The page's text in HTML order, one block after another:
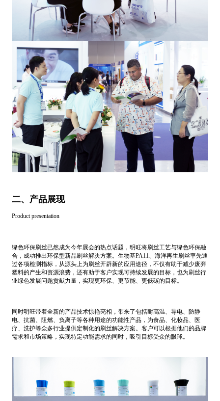
二、产品展现
Product presentation
绿色环保刷丝已然成为今年展会的热点话题，明旺将刷丝工艺与绿色环保融
合，成功推出环保型新品刷丝解决方案。生物基PA11、海洋再生刷丝率先通
过各项检测指标，从源头上为刷丝开辟新的应用途径，不仅有助于减少废弃
塑料的产生和资源浪费，还有助于客户实现可持续发展的目标，也为刷丝行
业绿色发展问题贡献力量，实现更环保、更节能、更低碳的目标。
同时明旺带着全新的产品技术惊艳亮相，带来了包括耐高温、导电、防静
电、抗菌、阻燃、负离子等各种用途的功能性产品，为食品、化妆品、医
疗、洗护等众多行业提供定制化的刷丝解决方案。客户可以根据他们的品牌
需求和市场策略，实现特定功能需求的同时，吸引目标受众的眼球。